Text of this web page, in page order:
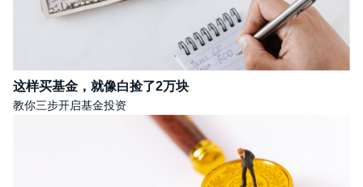
这样买基金，就像白捡了2万块
教你三步开启基金投资